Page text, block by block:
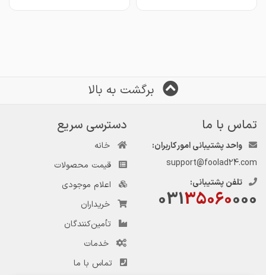
برگشت به بالا
تماس با ما
واحد پشتیبانی امور کاربران:
support@foolad24.com
تلفن پشتیبانی:
03135060000
دسترسی سریع
خانه
قیمت محصولات
اعلام موجودی
خریداران
تأمین‌کنندگان
خدمات
تماس با ما